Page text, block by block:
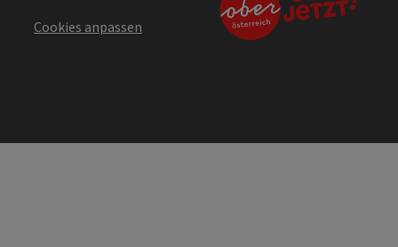
Cookies anpassen